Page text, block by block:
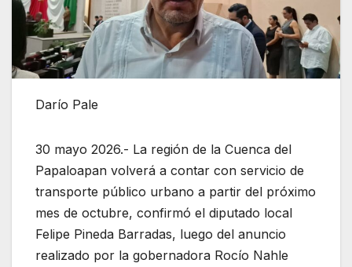
Darío Pale
30 mayo 2026.- La región de la Cuenca del
Papaloapan volverá a contar con servicio de
transporte público urbano a partir del próximo
mes de octubre, confirmó el diputado local
Felipe Pineda Barradas, luego del anuncio
realizado por la gobernadora Rocío Nahle